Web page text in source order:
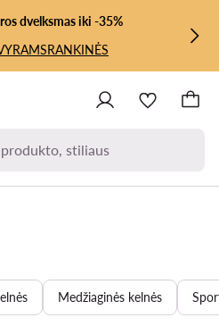
TURINIO
dvelksmas iki -35%
RANKINĖS
stiliaus
Medžiaginės kelnės